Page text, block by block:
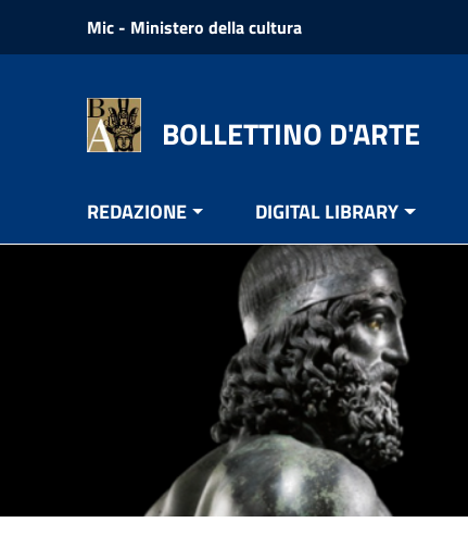
Vai ai contenuti
Vai al menu di navigazione
Mic - Ministero della cultura
BOLLETTINO D'ARTE
REDAZIONE DIGITAL LIBRARY